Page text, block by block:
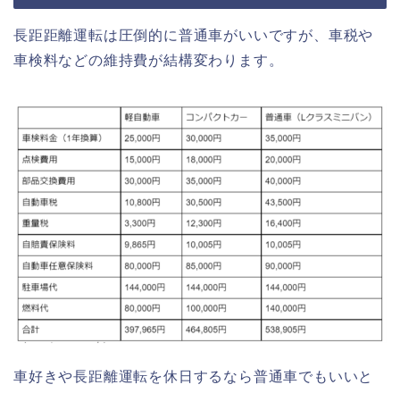
長距距離運転は圧倒的に普通車がいいですが、車税や
車検料などの維持費が結構変わります。
車好きや長距離運転を休日するなら普通車でもいいと